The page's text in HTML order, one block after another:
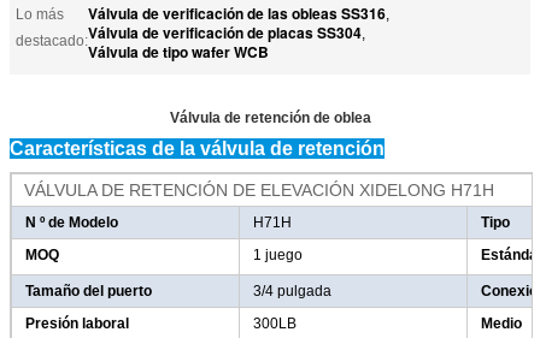
Lo más
destacado:
Válvula de verificación de las obleas SS316,
Válvula de verificación de placas SS304,
Válvula de tipo wafer WCB
Válvula de retención de oblea
Características de la válvula de retención
VÁLVULA DE RETENCIÓN DE ELEVACIÓN XIDELONG H71H
N º de Modelo H71H
Tipo
MOQ
1 juego
Tamaño del puerto 3/4 pulgada
Presión laboral
300LB
Medio